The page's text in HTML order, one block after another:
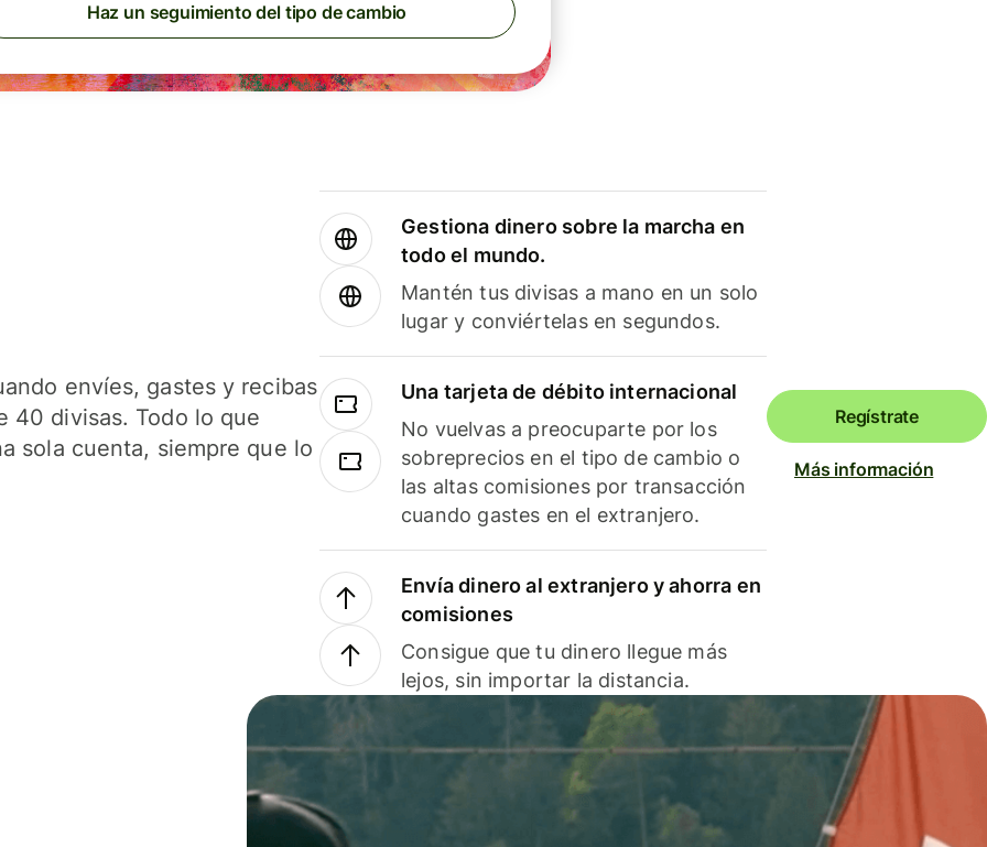
Haz un seguimiento del tipo de cambio
envíes, gastes y recibas
40 divisas. Todo lo que
sola cuenta, siempre que lo
Gestiona dinero sobre la marcha en
todo el mundo.
Mantén tus divisas a mano en un solo
lugar y conviértelas en segundos.
Una tarjeta de débito internacional
No vuelvas a preocuparte por los
sobreprecios en el tipo de cambio o
las altas comisiones por transacción
cuando gastes en el extranjero.
Envía dinero al extranjero y ahorra en
comisiones
Consigue que tu dinero llegue más
lejos, sin importar la distancia.
Regístrate
Más información